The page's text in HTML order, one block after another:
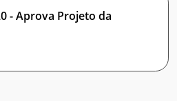
- Aprova Projeto da